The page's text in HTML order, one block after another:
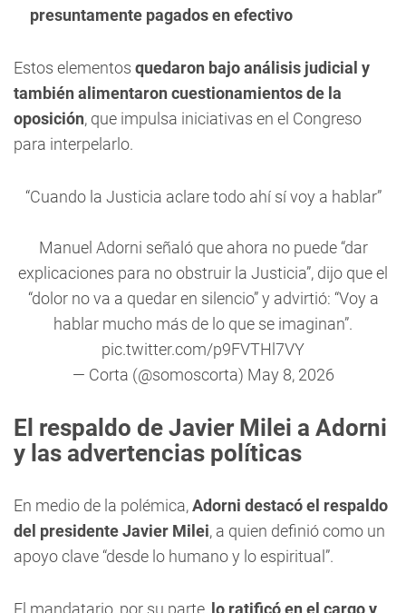
presuntamente pagados en efectivo
Estos elementos quedaron bajo análisis judicial y
también alimentaron cuestionamientos de la
oposición, que impulsa iniciativas en el Congreso
para interpelarlo.
“Cuando la Justicia aclare todo ahí sí voy a hablar”
Manuel Adorni señaló que ahora no puede “dar
explicaciones para no obstruir la Justicia”, dijo que el
“dolor no va a quedar en silencio” y advirtió: “Voy a
hablar mucho más de lo que se imaginan”.
pic.twitter.com/p9FVTHl7VY
— Corta (@somoscorta) May 8, 2026
El respaldo de Javier Milei a Adorni
y las advertencias políticas
En medio de la polémica,Adorni destacó el respaldo
del presidente Javier Milei, a quien definió como un
apoyo clave “desde lo humano y lo espiritual”.
El mandatario, por su parte, lo ratificó en el cargo y